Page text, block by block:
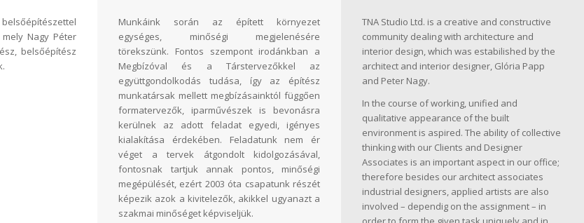
Nagy Péter
belsőépítész
Munkáink során az épített környezet
egységes, minőségi megjelenésére
törekszünk. Fontos szempont irodánkban a
Megbízóval és a Társtervezőkkel az
együttgondolkodás tudása, így az építész
munkatársak mellett megbízásainktól függően
formatervezők, iparművészek is bevonásra
kerülnek az adott feladat egyedi, igényes
kialakítása érdekében. Feladatunk nem ér
véget a tervek átgondolt kidolgozásával,
fontosnak tartjuk annak pontos, minőségi
megépülését, ezért 2003 óta csapatunk részét
képezik azok a kivitelezők, akikkel ugyanazt a
szakmai minőséget képviseljük.
TNA Studio Ltd. is a creative and constructive
community dealing with architecture and
interior design, which was estabilished by the
architect and interior designer, Glória Papp
and Peter Nagy.
In the course of working, unified and
qualitative appearance of the built
environment is aspired. The ability of collective
thinking with our Clients and Designer
Associates is an important aspect in our office;
therefore besides our architect associates
industrial designers, applied artists are also
involved – dependig on the assignment – in